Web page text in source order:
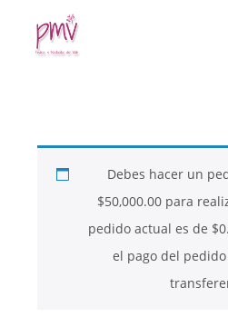
Debes hacer un
$50,000.00para
pedido actual es de $
el pago del